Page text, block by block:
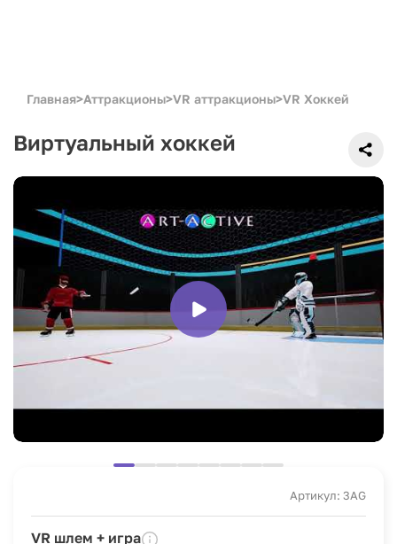
Главная>Аттракционы>VR аттракционы>VR Хоккей
Виртуальный хоккей
Артикул: 3AG
VR шлем + игра